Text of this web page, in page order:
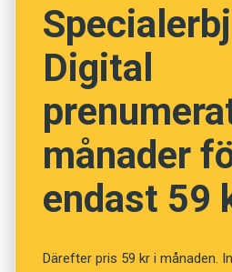
Digital
månader
endast 59
Därefter pris 59 kr i månaden.